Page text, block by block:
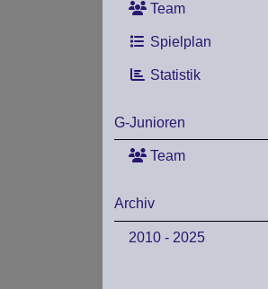
Team
Spielplan
Statistik
G-Junioren
Team
Archiv
2010 - 2025